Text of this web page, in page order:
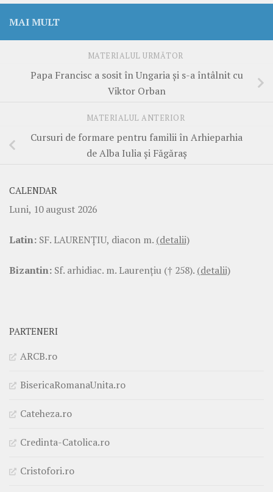
MAI MULT
MATERIALUL URMĂTOR
Papa Francisc a sosit în Ungaria și s-a întâlnit cu
Viktor Orban
MATERIALUL ANTERIOR
Cursuri de formare pentru familii în Arhieparhia
de Alba Iulia și Făgăraș
CALENDAR
Luni, 10 august 2026
Latin: SF. LAURENŢIU, diacon m. (detalii)
Bizantin: Sf. arhidiac. m. Laurenţiu († 258). (detalii)
PARTENERI
ARCB.ro
BisericaRomanaUnita.ro
Cateheza.ro
Credinta-Catolica.ro
Cristofori.ro